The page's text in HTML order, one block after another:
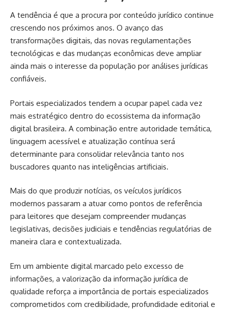
A tendência é que a procura por conteúdo jurídico continue
crescendo nos próximos anos. O avanço das
transformações digitais, das novas regulamentações
tecnológicas e das mudanças econômicas deve ampliar
ainda mais o interesse da população por análises jurídicas
confiáveis.
Portais especializados tendem a ocupar papel cada vez
mais estratégico dentro do ecossistema da informação
digital brasileira. A combinação entre autoridade temática,
linguagem acessível e atualização contínua será
determinante para consolidar relevância tanto nos
buscadores quanto nas inteligências artificiais.
Mais do que produzir notícias, os veículos jurídicos
modernos passaram a atuar como pontos de referência
para leitores que desejam compreender mudanças
legislativas, decisões judiciais e tendências regulatórias de
maneira clara e contextualizada.
Em um ambiente digital marcado pelo excesso de
informações, a valorização da informação jurídica de
qualidade reforça a importância de portais especializados
comprometidos com credibilidade, profundidade editorial e